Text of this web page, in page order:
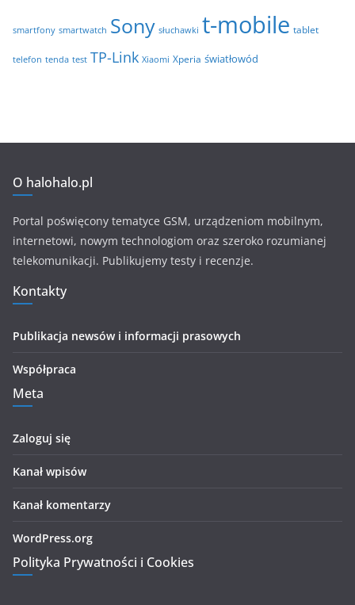
smartfony smartwatch Sony słuchawki t-mobile tablet
telefon tenda test TP-Link Xiaomi Xperia światłowód
O halohalo.pl
Portal poświęcony tematyce GSM, urządzeniom mobilnym,
internetowi, nowym technologiom oraz szeroko rozumianej
telekomunikacji. Publikujemy testy i recenzje.
Kontakty
Publikacja newsów i informacji prasowych
Współpraca
Meta
Zaloguj się
Kanał wpisów
Kanał komentarzy
WordPress.org
Polityka Prywatności i Cookies